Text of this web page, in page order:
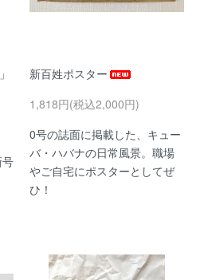
新百姓ポスター
1,818円(税込2,000円)
0号の誌面に掲載した、キュー
バ・ハバナの日常風景。職場
やご自宅にポスターとしてぜ
ひ！